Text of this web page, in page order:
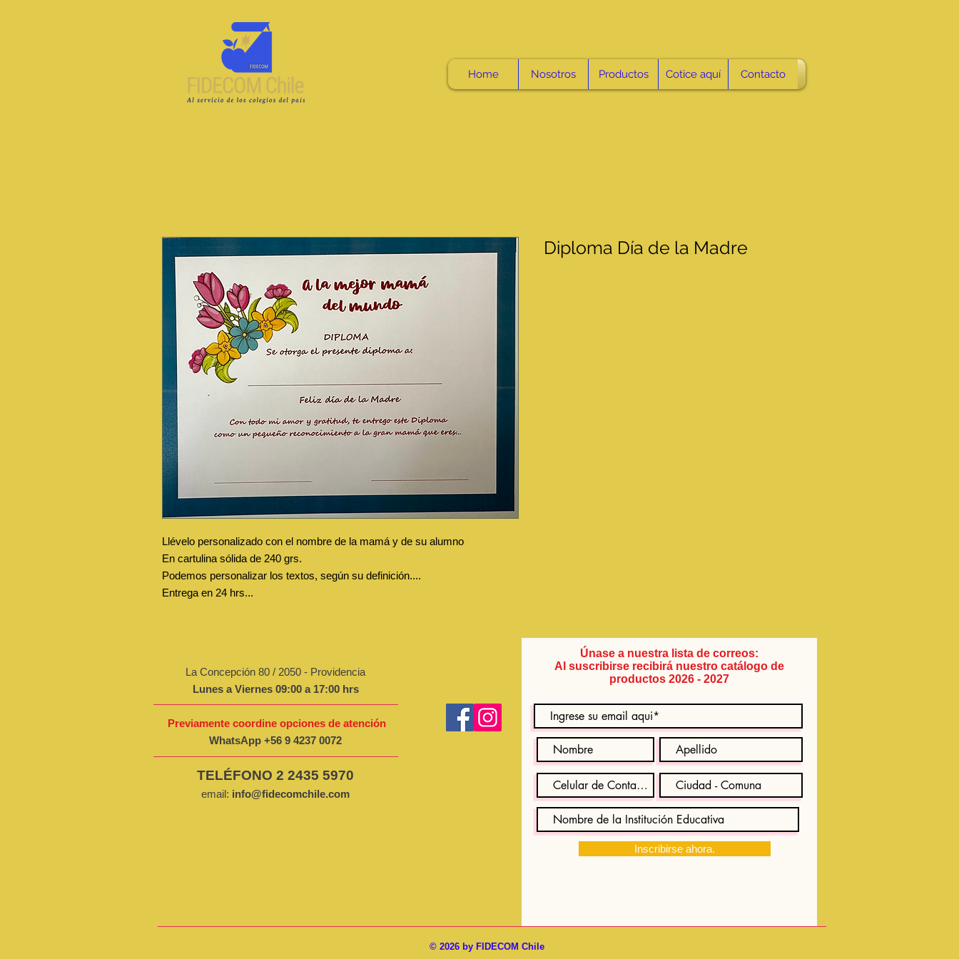
Home Nosotros Productos Cotice aquí Contacto
Llévelo personalizado con el nombre de la mamá y de su alumno
En cartulina sólida de 240 grs.
Podemos personalizar los textos, según su definición....
Entrega en 24 hrs...
Diploma Día de la Madre
La Concepción 80 / 2050 - Providencia
Lunes a Viernes 09:00 a 17:00 hrs
Previamente coordine opciones de atención
WhatsApp +56 9 4237 0072
TELÉFONO 2 2435 5970
email: info@fidecomchile.com
Únase a nuestra lista de correos:
Al suscribirse recibirá nuestro catálogo de
productos 2026 - 2027
Inscribirse ahora.
© 2026 by FIDECOM Chile